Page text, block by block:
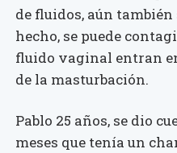
de fluidos, aún
hecho, se puede
fluido vaginal entran
de la masturbación.
Pablo 25 años, se dio
meses que tenía un